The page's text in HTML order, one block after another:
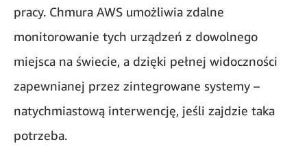
pracy. Chmura AWS umożliwia zdalne
monitorowanie tych urządzeń z dowolnego
miejsca na świecie, a dzięki pełnej widoczności
zapewnianej przez zintegrowane systemy –
natychmiastową interwencję, jeśli zajdzie taka
potrzeba.